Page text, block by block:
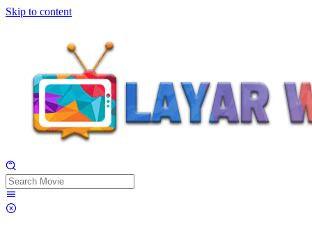
Skip to content